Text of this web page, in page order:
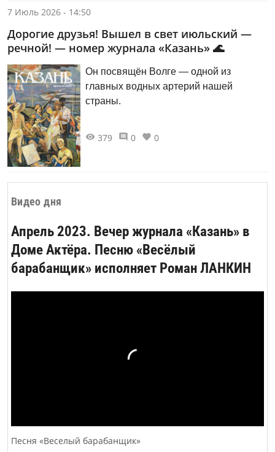
Видео дня
Апрель 2023. Вечер журнала «Казань» в
Доме Актёра. Песню «Весёлый
барабанщик» исполняет Роман ЛАНКИН
Песня «Веселый барабанщик»
7 Июль 2026 - 14:50
Дорогие друзья! Вышел в свет июльский —
речной! — номер журнала «Казань» 🌊
Он посвящён Волге — одной из
главных водных артерий нашей
страны.
379 0 0